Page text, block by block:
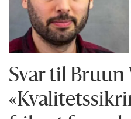
Svar til Bruun